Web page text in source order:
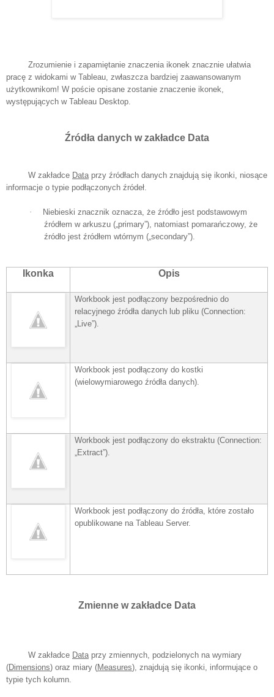
Zrozumienie i zapamiętanie znaczenia ikonek znacznie ułatwia
pracę z widokami w Tableau, zwłaszcza bardziej zaawansowanym
użytkownikom! W poście opisane zostanie znaczenie ikonek,
występujących w Tableau Desktop.
Źródła danych w zakładce Data
W zakładce Data przy źródłach danych znajdują się ikonki, niosące
informacje o typie podłączonych źródeł.
·
Niebieski znacznik oznacza, że źródło jest podstawowym
źródłem w arkuszu („primary”), natomiast pomarańczowy, że
źródło jest źródłem wtórnym („secondary”).
Ikonka Opis
Workbook jest podłączony bezpośrednio do
relacyjnego źródła danych lub pliku (Connection:
„Live”).
Workbook jest podłączony do kostki
(wielowymiarowego źródła danych).
Workbook jest podłączony do ekstraktu (Connection:
„Extract”).
Workbook jest podłączony do źródła, które zostało
opublikowane na Tableau Server.
Zmienne w zakładce Data
W zakładce Data przy zmiennych, podzielonych na wymiary
(Dimensions) oraz miary (Measures), znajdują się ikonki, informujące o
typie tych kolumn.